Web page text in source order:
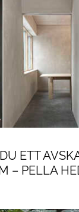
ETT
– PELLA